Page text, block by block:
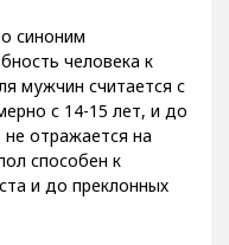
синоним
человека к
мужчин считается с
с 14-15 лет, и до
отражается на
способен к
и до преклонных